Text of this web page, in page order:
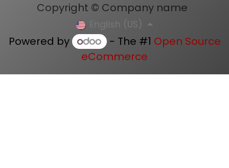
Copyright © Company name
English (US)
Powered by - The #1 Open Source
eCommerce